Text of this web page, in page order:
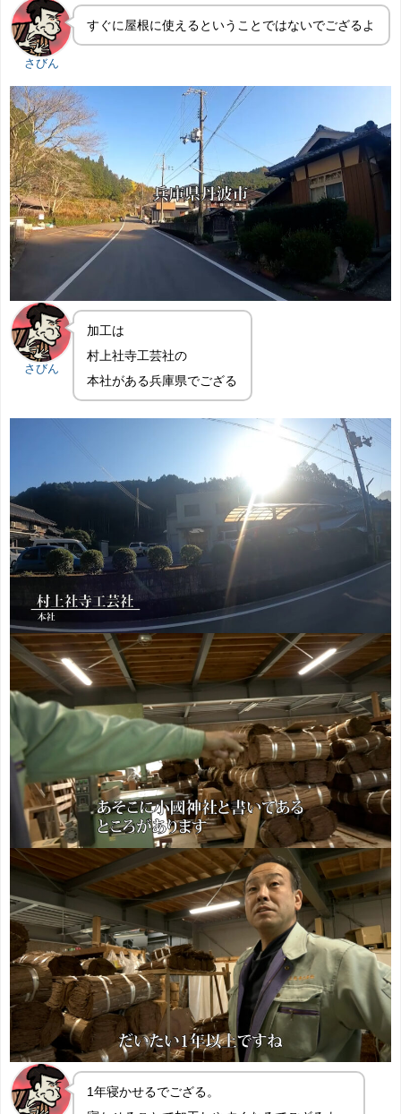
さびん
すぐに屋根に使えるということではないでござるよ
さびん
加工は
村上社寺工芸社の
本社がある兵庫県でござる
1年寝かせるでござる。